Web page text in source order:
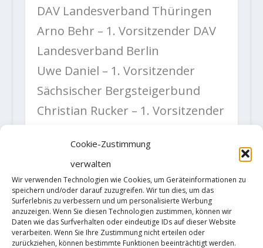
Cookie-Zustimmung
verwalten
Wir verwenden Technologien wie Cookies, um Geräteinformationen zu
speichern und/oder darauf zuzugreifen. Wir tun dies, um das
Surferlebnis zu verbessern und um personalisierte Werbung
anzuzeigen. Wenn Sie diesen Technologien zustimmen, können wir
Daten wie das Surfverhalten oder eindeutige IDs auf dieser Website
verarbeiten. Wenn Sie Ihre Zustimmung nicht erteilen oder
zurückziehen, können bestimmte Funktionen beeinträchtigt werden.
DAV Landesverband Thüringen
Arno Behr – 1. Vorsitzender DAV
Landesverband Berlin
Uwe Daniel – 1. Vorsitzender
Sächsischer Bergsteigerbund
Christian Rucker – 1. Vorsitzender
Gerald Krug – 1. Vorsitzender IG
Klettern Halle
Dr. Thomas Westphalen – 1.
Vorsitzender Sächsischer
Heimatschutzverein